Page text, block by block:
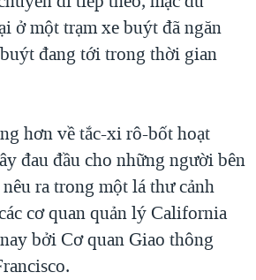
ở một trạm xe buýt đã ngăn
đang tới trong thời gian
hơn về tắc-xi rô-bốt hoạt
đau đầu cho những người bên
ra trong một lá thư cảnh
cơ quan quản lý California
bởi Cơ quan Giao thông